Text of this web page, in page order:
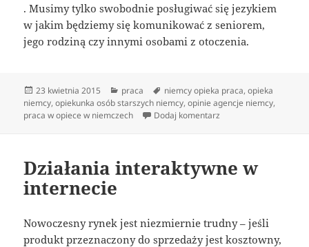
. Musimy tylko swobodnie posługiwać się jezykiem
w jakim będziemy się komunikować z seniorem,
jego rodziną czy innymi osobami z otoczenia.
Data
publikacji
23 kwietnia 2015 Kategorie
praca Tagi
niemcy opieka praca,opieka
niemcy,opiekunka osób starszych niemcy,opinie agencje niemcy,
praca w opiece w niemczech
Dodaj komentarz
Działania interaktywne w
internecie
Nowoczesny rynek jest niezmiernie trudny – jeśli
produkt przeznaczony do sprzedaży jest kosztowny,